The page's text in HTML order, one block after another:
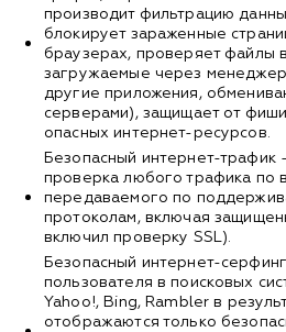
производит фильтрацию
блокирует зараженные
браузерах, проверяет файлы
загружаемые через
другие приложения,
серверами), защищает от
опасных интернет-ресурсов.
Безопасный интернет-трафик
проверка любого трафика по
передаваемого по
протоколам, включая
включил проверку SSL).
Безопасный интернет-
пользователя в поисковых
Yahoo!, Bing, Rambler в
отображаются только